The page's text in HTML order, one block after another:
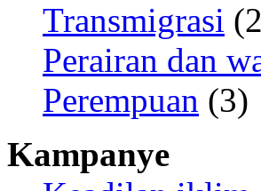
Transmigrasi
Perairan dan
Perempuan (3)
Kampanye